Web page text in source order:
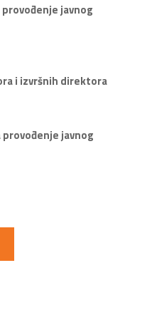
javnog
i izvršnih direktora
javnog